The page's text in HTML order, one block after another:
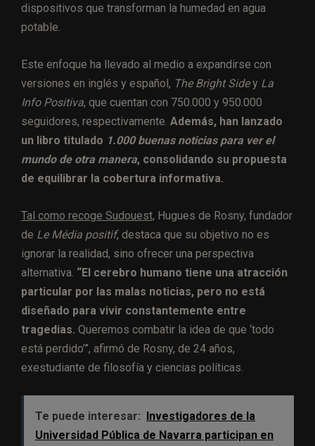
dispositivos que transforman la humedad en agua
potable.
Este enfoque ha llevado al medio a expandirse con
versiones en inglés y español, The Bright Sidey La
Info Positiva, que cuentan con 750.000 y 950.000
seguidores, respectivamente. Además, han lanzado
un libro titulado 1.000 buenas noticias para ver el
mundo de otra manera, consolidando su propuesta
de equilibrar la cobertura informativa.
Tal como recoge Sudouest, Hugues de Rosny, fundador
de Le Média positif, destaca que su objetivo no es
ignorar la realidad, sino ofrecer una perspectiva
alternativa. “El cerebro humano tiene una atracción
particular por las malas noticias, pero no está
diseñado para vivir constantemente entre
tragedias. Queremos combatir la idea de que ‘todo
está perdido’”, afirmó de Rosny, de 24 años,
exestudiante de filosofía y ciencias políticas.
Te puede interesar: Investigadores de la
Universidad Pública de Navarra participan en